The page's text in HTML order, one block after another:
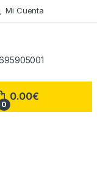
Mi Cuenta
0
0.00€